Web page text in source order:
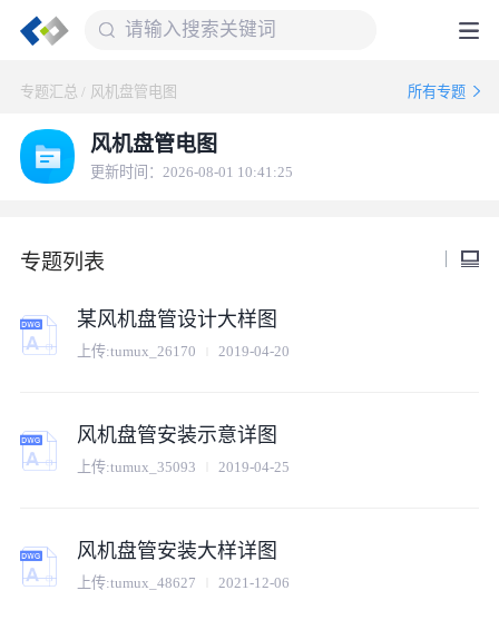
专题汇总 / 风机盘管电图 所有专题
风机盘管电图
更新时间：2026-08-01 10:41:25
专题列表
某风机盘管设计大样图
上传:tumux_26170 2019-04-20
风机盘管安装示意详图
上传:tumux_35093 2019-04-25
风机盘管安装大样详图
上传:tumux_48627 2021-12-06